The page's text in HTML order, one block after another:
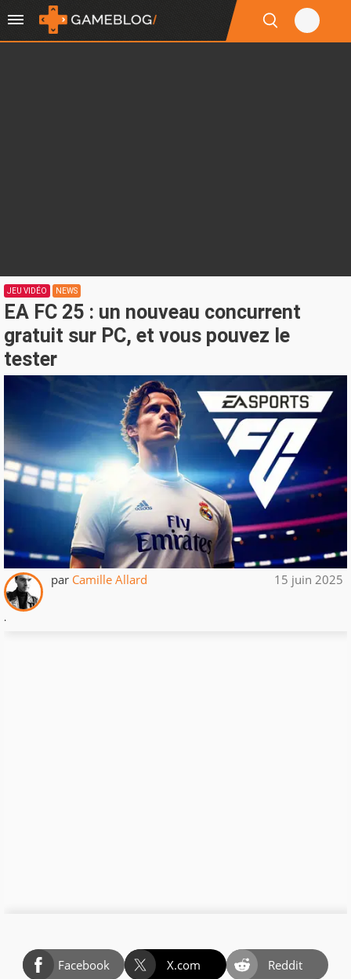
JEU VIDÉO NEWS
EA FC 25 : un nouveau concurrent
gratuit sur PC, et vous pouvez le
tester
par Camille Allard 15 juin 2025
.
Facebook X.com
Reddit